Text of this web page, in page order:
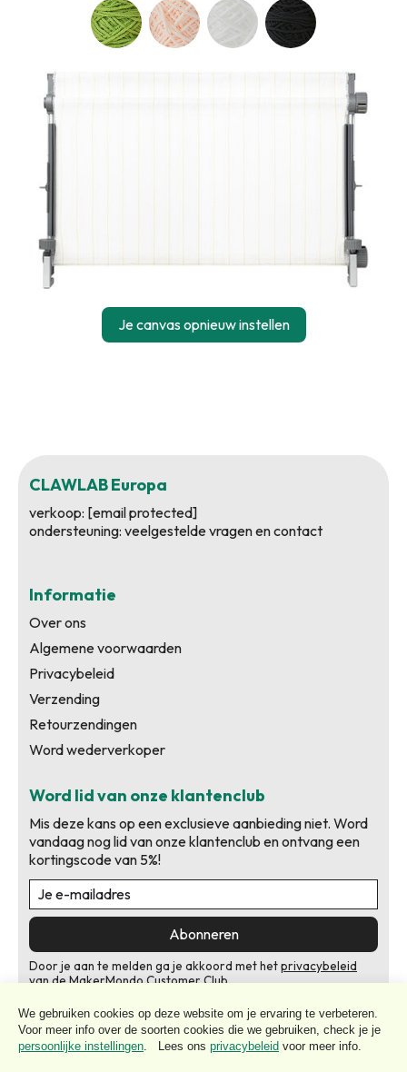
Je canvas opnieuw instellen
CLAWLAB Europa
verkoop: [email protected]
ondersteuning: veelgestelde vragen en contact
Informatie
Over ons
Algemene voorwaarden
Privacybeleid
Verzending
Retourzendingen
Word wederverkoper
Word lid van onze klantenclub
Mis deze kans op een exclusieve aanbieding niet. Word
vandaag nog lid van onze klantenclub en ontvang een
kortingscode van 5%!
Abonneren
Door je aan te melden ga je akkoord met hetprivacybeleid
van de MakerMondo Customer Club.
We gebruiken cookies op deze website om je ervaring te verbeteren.
Voor meer info over de soorten cookies die we gebruiken, check je je
persoonlijke instellingen. Lees ons privacybeleid voor meer info.